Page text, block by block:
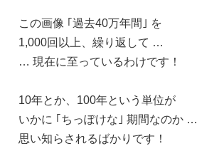
この画像 ｢過去40万年間｣ を
1,000回以上、繰り返して …
… 現在に至っているわけです！
10年とか、100年という単位が
いかに ｢ちっぽけな｣ 期間なのか …
思い知らされるばかりです！